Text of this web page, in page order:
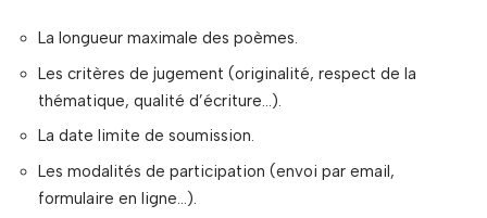
La longueur maximale des poèmes.
Les critères de jugement (originalité, respect de la
thématique, qualité d’écriture…).
La date limite de soumission.
Les modalités de participation (envoi par email,
formulaire en ligne…).